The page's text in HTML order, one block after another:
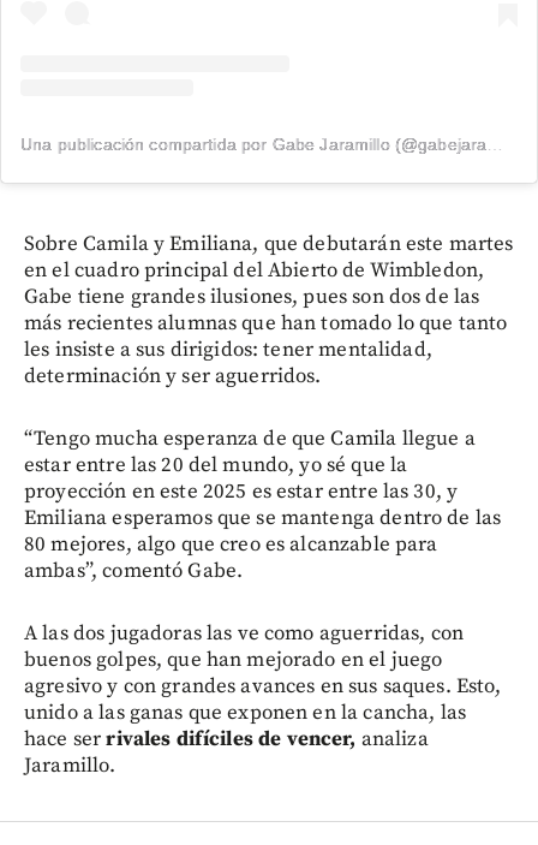
Sobre Camila y Emiliana, que debutarán este martes
en el cuadro principal del Abierto de Wimbledon,
Gabe tiene grandes ilusiones, pues son dos de las
más recientes alumnas que han tomado lo que tanto
les insiste a sus dirigidos: tener mentalidad,
determinación y ser aguerridos.
“Tengo mucha esperanza de que Camila llegue a
estar entre las 20 del mundo, yo sé que la
proyección en este 2025 es estar entre las 30, y
Emiliana esperamos que se mantenga dentro de las
80 mejores, algo que creo es alcanzable para
ambas”, comentó Gabe.
A las dos jugadoras las ve como aguerridas, con
buenos golpes, que han mejorado en el juego
agresivo y con grandes avances en sus saques. Esto,
unido a las ganas que exponen en la cancha, las
hace serrivales difíciles de vencer, analiza
Jaramillo.